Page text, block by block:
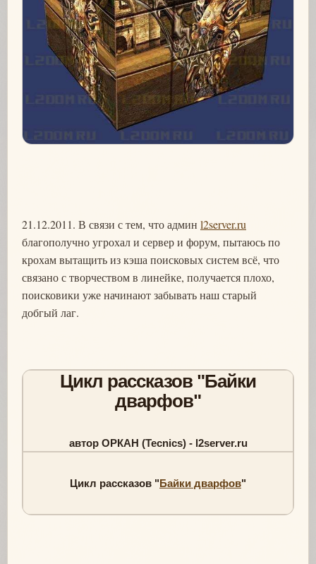
21.12.2011. В связи с тем, что админ l2server.ru
благополучно угрохал и сервер и форум, пытаюсь по
крохам вытащить из кэша поисковых систем всё, что
связано с творчеством в линейке, получается плохо,
поисковики уже начинают забывать наш старый
добгый лаг.
Цикл рассказов "Байки
дварфов"
автор ОРКАН (Tecnics) - l2server.ru
Цикл рассказов "Байки дварфов"